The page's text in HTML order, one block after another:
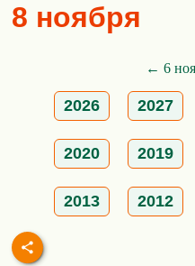
8 ноября
← 6
2026 2027
2020 2019
2013 2012